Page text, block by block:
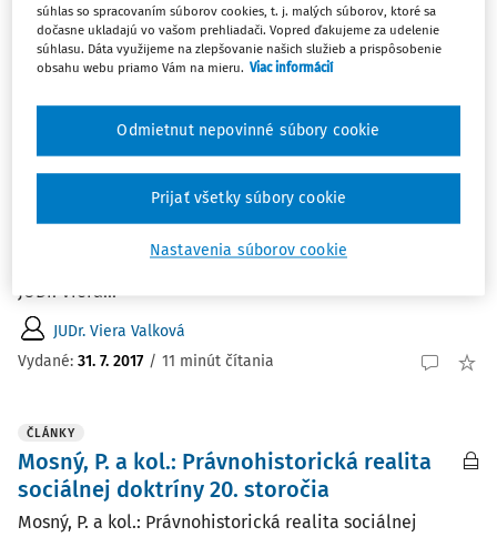
ČLÁNKY
Šošková, I., Manželstvo a
kodifikácie československého rodinného
práva 1949.
Šošková, I., Manželstvo a manželskoprávne vzťahy vo
svetle prvej kodifikácie československého rodinného
práva 1949. Banská Bystrica: Belianum - Vydavateľstvo
Univerzity Mateja Bela, Právnická fakulta, 2016, 198 s.
JUDr. Viera...
JUDr. Viera Valková
Vydané: 31. 7. 2017 / 11 minút čítania
ČLÁNKY
Mosný, P. a kol.: Právnohistorická realita
sociálnej doktríny 20. storočia
Mosný, P. a kol.: Právnohistorická realita sociálnej
súhlas so spracovaním súborov cookies, t. j. malých súborov, ktoré sa
dočasne ukladajú vo vašom prehliadači. Vopred ďakujeme za udelenie
súhlasu. Dáta využijeme na zlepšovanie našich služieb a prispôsobenie
obsahu webu priamo Vám na mieru. Viac informácií
Nastavenia súborov cookie
Odmietnut nepovinné súbory cookie
Prijať všetky súbory cookie